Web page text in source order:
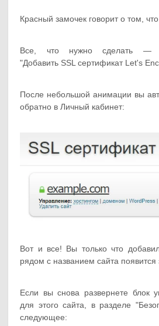
Красный замочек говорит о том,
Все, что нужно сделать —
"Добавить SSL сертификат Let's
После небольшой анимации вы
обратно в Личный кабинет:
Вот и все! Вы только что
рядом с названием сайта появится
Если вы снова развернете блок
для этого сайта, в разделе
следующее: